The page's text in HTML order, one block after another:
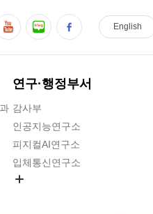
연구·행정부서
감사부
인공지능연구소
피지컬AI연구소
입체통신연구소
English